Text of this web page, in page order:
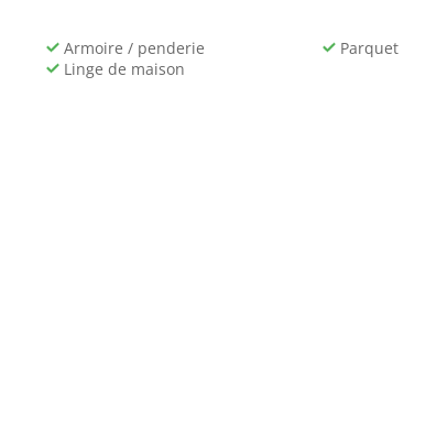
Armoire / penderie
Parquet
Linge de maison